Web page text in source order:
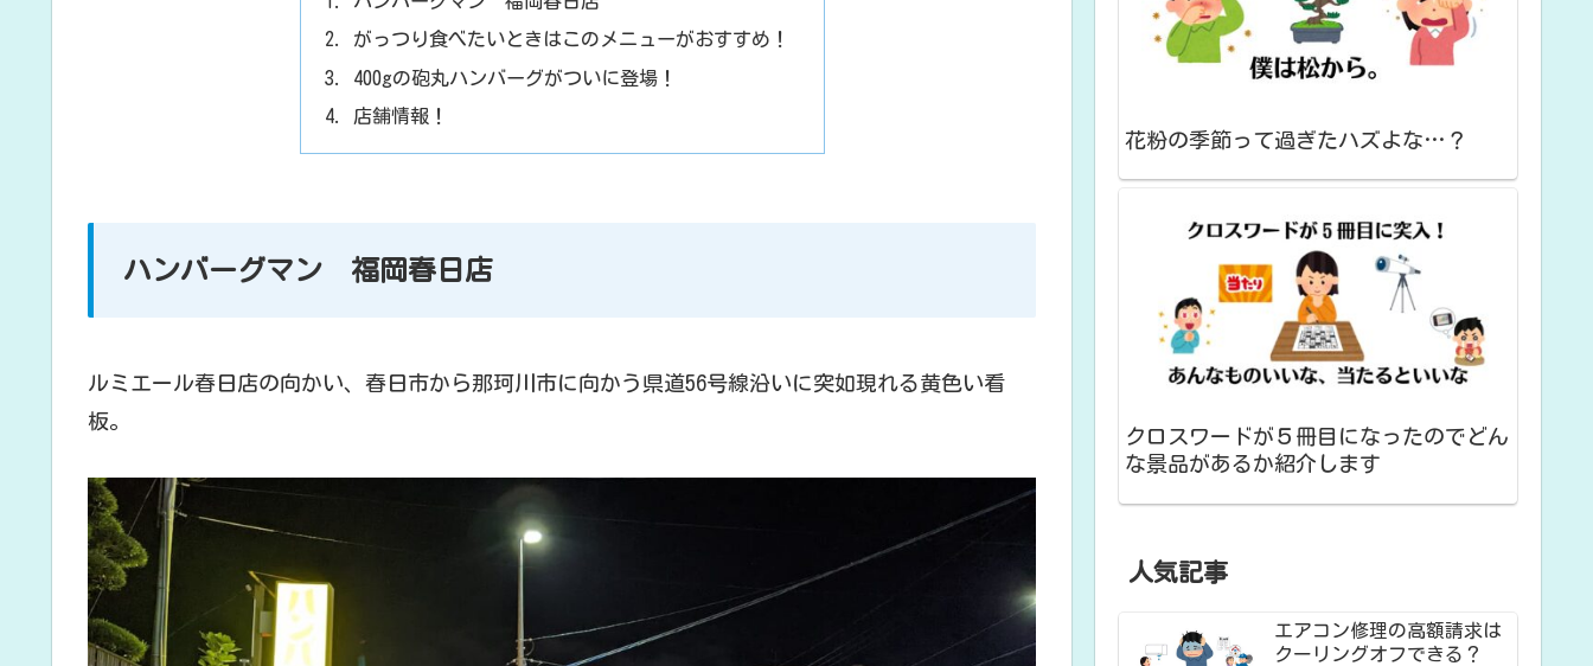
がっつり食べたいときはこのメニューがおすすめ！
400gの砲丸ハンバーグがついに登場！
店舗情報！
ハンバーグマン 福岡春日店
ルミエール春日店の向かい、春日市から那珂川市に向かう県道56号線沿いに突如現れる黄色い看
板。
花粉の季節って過ぎたハズよな…？
クロスワードが５冊目になったのでどん
な景品があるか紹介します
人気記事
エアコン修理の高額請求は
クーリングオフできる？